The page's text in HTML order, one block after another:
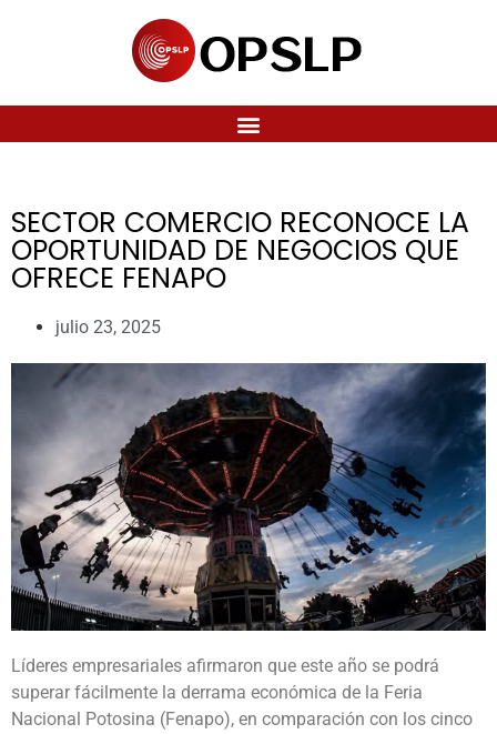
SECTOR COMERCIO RECONOCE LA
OPORTUNIDAD DE NEGOCIOS QUE
OFRECE FENAPO
julio 23, 2025
Líderes empresariales afirmaron que este año se podrá
superar fácilmente la derrama económica de la Feria
Nacional Potosina (Fenapo), en comparación con los cinco